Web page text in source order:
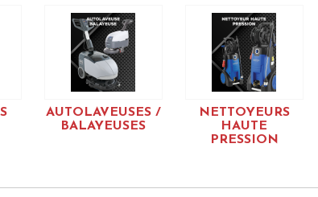
AUTOLAVEUSES /
BALAYEUSES
NETTOYEURS
HAUTE
PRESSION